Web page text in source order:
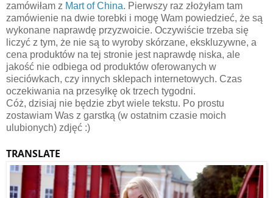
zamówiłam z Mart of China. Pierwszy raz złożyłam tam
zamówienie na dwie torebki i mogę Wam powiedzieć, że są
wykonane naprawdę przyzwoicie. Oczywiście trzeba się
liczyć z tym, że nie są to wyroby skórzane, ekskluzywne, a
cena produktów na tej stronie jest naprawdę niska, ale
jakość nie odbiega od produktów oferowanych w
sieciówkach, czy innych sklepach internetowych. Czas
oczekiwania na przesyłkę ok trzech tygodni.
Cóż, dzisiaj nie będzie zbyt wiele tekstu. Po prostu
zostawiam Was z garstką (w ostatnim czasie moich
ulubionych) zdjęć :)
TRANSLATE